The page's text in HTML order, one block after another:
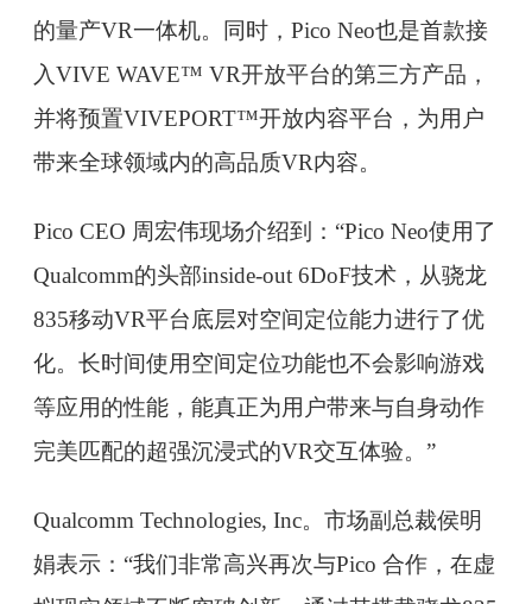
的量产VR一体机。同时，Pico Neo也是首款接
入VIVE WAVE™ VR开放平台的第三方产品，
并将预置VIVEPORT™开放内容平台，为用户
带来全球领域内的高品质VR内容。
Pico CEO 周宏伟现场介绍到：“Pico Neo使用了
Qualcomm的头部inside-out 6DoF技术，从骁龙
835移动VR平台底层对空间定位能力进行了优
化。长时间使用空间定位功能也不会影响游戏
等应用的性能，能真正为用户带来与自身动作
完美匹配的超强沉浸式的VR交互体验。”
Qualcomm Technologies, Inc。市场副总裁侯明
娟表示：“我们非常高兴再次与Pico 合作，在虚